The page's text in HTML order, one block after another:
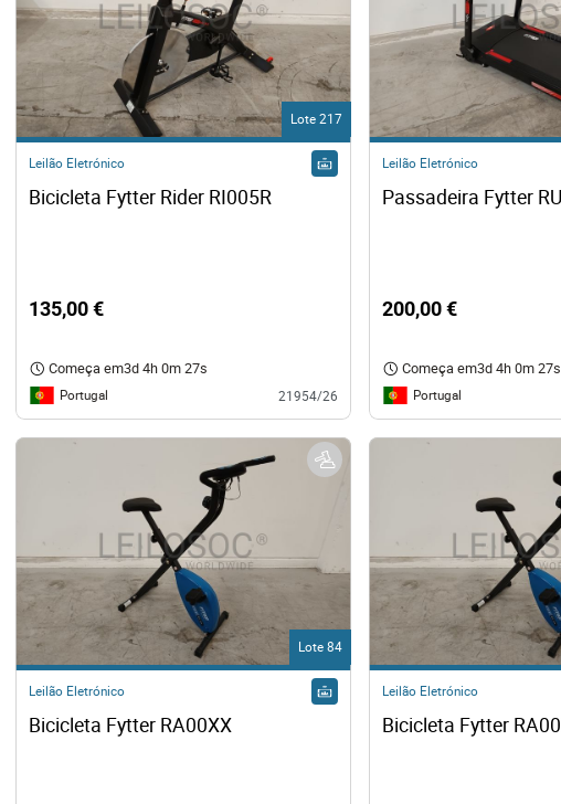
Direitos
Tecnologia
Mobiliário e Decoração
Lote 217
Leilão Eletrónico
135,00 €
Começa em3d 4h 0m 26s
Portugal 21954/26
Leilão Eletrónico
200,00 €
Começa em3d 4h 0m 26s
Portugal
Lote 84
Leilão Eletrónico
Bicicleta Fytter RA00XX
Leilão Eletrónico